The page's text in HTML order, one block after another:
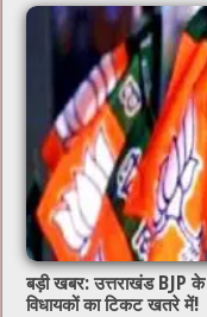
बड़ी खबर: उत्तराखंड BJP
विधायकों का टिकट खतरे में!